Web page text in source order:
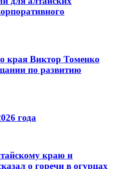
края Виктор Томенко
по развитию
года
краю и
о горечи в огурцах